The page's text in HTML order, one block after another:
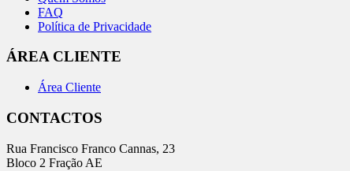
FAQ
Política de Privacidade
ÁREA CLIENTE
Área Cliente
CONTACTOS
Rua Francisco Franco Cannas, 23
Bloco 2 Fração AE